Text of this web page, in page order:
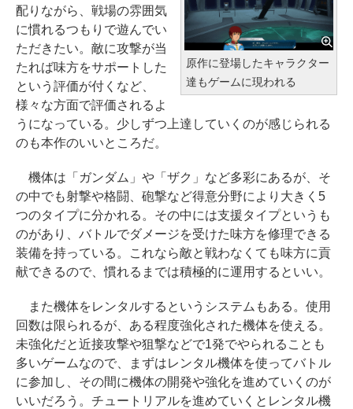
原作に登場したキャラクター
達もゲームに現われる
配りながら、戦場の雰囲気
に慣れるつもりで遊んでい
ただきたい。敵に攻撃が当
たれば味方をサポートした
という評価が付くなど、
様々な方面で評価されるよ
うになっている。少しずつ上達していくのが感じられる
のも本作のいいところだ。
機体は「ガンダム」や「ザク」など多彩にあるが、そ
の中でも射撃や格闘、砲撃など得意分野により大きく5
つのタイプに分かれる。その中には支援タイプというも
のがあり、バトルでダメージを受けた味方を修理できる
装備を持っている。これなら敵と戦わなくても味方に貢
献できるので、慣れるまでは積極的に運用するといい。
また機体をレンタルするというシステムもある。使用
回数は限られるが、ある程度強化された機体を使える。
未強化だと近接攻撃や狙撃などで1発でやられることも
多いゲームなので、まずはレンタル機体を使ってバトル
に参加し、その間に機体の開発や強化を進めていくのが
いいだろう。チュートリアルを進めていくとレンタル機